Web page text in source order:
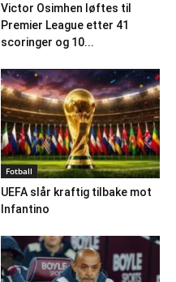
Victor Osimhen løftes til
Premier League etter 41
scoringer og 10...
Fotball
UEFA slår kraftig tilbake mot
Infantino